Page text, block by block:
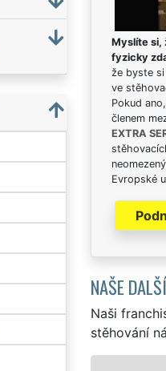
Myslíte si,
fyzicky
že byste
ve
Pokud
členem
EXTRA
Evropské
NAŠE
Naši
stěhování